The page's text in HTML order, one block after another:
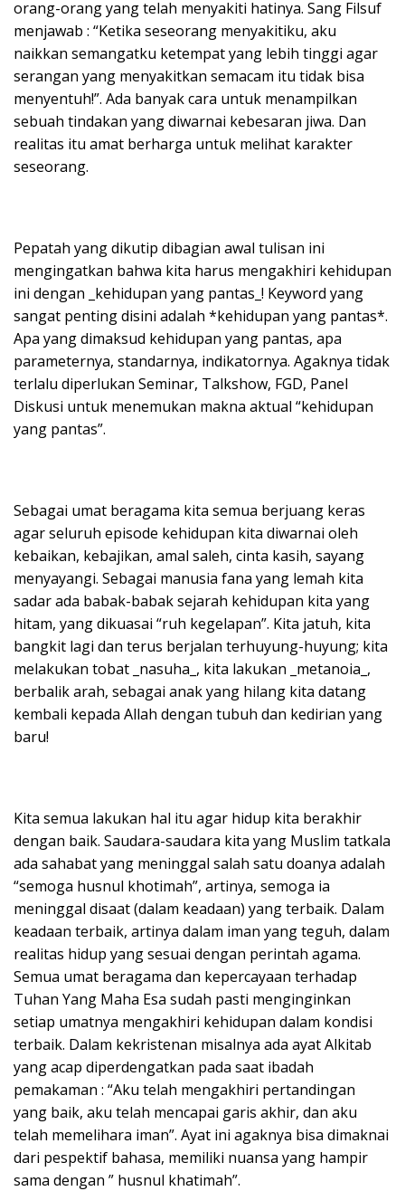
orang-orang yang telah menyakiti hatinya. Sang Filsuf
menjawab : “Ketika seseorang menyakitiku, aku
naikkan semangatku ketempat yang lebih tinggi agar
serangan yang menyakitkan semacam itu tidak bisa
menyentuh!”. Ada banyak cara untuk menampilkan
sebuah tindakan yang diwarnai kebesaran jiwa. Dan
realitas itu amat berharga untuk melihat karakter
seseorang.
Pepatah yang dikutip dibagian awal tulisan ini
mengingatkan bahwa kita harus mengakhiri kehidupan
ini dengan _kehidupan yang pantas_! Keyword yang
sangat penting disini adalah *kehidupan yang pantas*.
Apa yang dimaksud kehidupan yang pantas, apa
parameternya, standarnya, indikatornya. Agaknya tidak
terlalu diperlukan Seminar, Talkshow, FGD, Panel
Diskusi untuk menemukan makna aktual “kehidupan
yang pantas”.
Sebagai umat beragama kita semua berjuang keras
agar seluruh episode kehidupan kita diwarnai oleh
kebaikan, kebajikan, amal saleh, cinta kasih, sayang
menyayangi. Sebagai manusia fana yang lemah kita
sadar ada babak-babak sejarah kehidupan kita yang
hitam, yang dikuasai “ruh kegelapan”. Kita jatuh, kita
bangkit lagi dan terus berjalan terhuyung-huyung; kita
melakukan tobat _nasuha_, kita lakukan _metanoia_,
berbalik arah, sebagai anak yang hilang kita datang
kembali kepada Allah dengan tubuh dan kedirian yang
baru!
Kita semua lakukan hal itu agar hidup kita berakhir
dengan baik. Saudara-saudara kita yang Muslim tatkala
ada sahabat yang meninggal salah satu doanya adalah
“semoga husnul khotimah”, artinya, semoga ia
meninggal disaat (dalam keadaan) yang terbaik. Dalam
keadaan terbaik, artinya dalam iman yang teguh, dalam
realitas hidup yang sesuai dengan perintah agama.
Semua umat beragama dan kepercayaan terhadap
Tuhan Yang Maha Esa sudah pasti menginginkan
setiap umatnya mengakhiri kehidupan dalam kondisi
terbaik. Dalam kekristenan misalnya ada ayat Alkitab
yang acap diperdengatkan pada saat ibadah
pemakaman : “Aku telah mengakhiri pertandingan
yang baik, aku telah mencapai garis akhir, dan aku
telah memelihara iman”. Ayat ini agaknya bisa dimaknai
dari pespektif bahasa, memiliki nuansa yang hampir
sama dengan ” husnul khatimah”.